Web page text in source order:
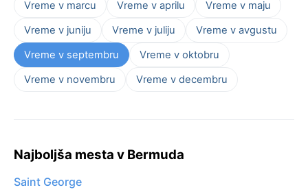
Vreme v marcu Vreme v aprilu
Vreme v maju
Vreme v juniju
Vreme v juliju
Vreme v avgustu
Vreme v septembru
Vreme v oktobru
Vreme v novembru
Vreme v decembru
Najboljša mesta v Bermuda
Saint George